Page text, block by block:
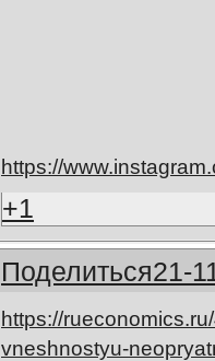
https://
+1
Поделиться21-
https://
vneshnostyu-